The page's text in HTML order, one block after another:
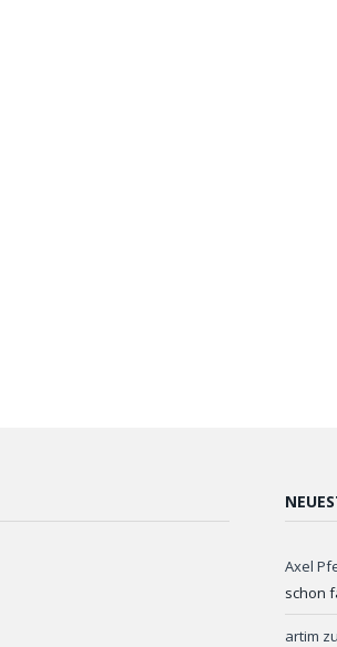
Axel
schon
artim